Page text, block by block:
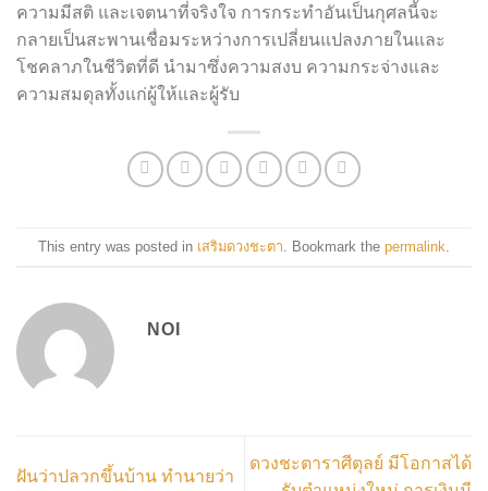
ความมีสติ และเจตนาที่จริงใจ การกระทำอันเป็นกุศลนี้จะ
กลายเป็นสะพานเชื่อมระหว่างการเปลี่ยนแปลงภายในและ
โชคลาภในชีวิตที่ดี นำมาซึ่งความสงบ ความกระจ่างและ
ความสมดุลทั้งแก่ผู้ให้และผู้รับ
This entry was posted in เสริมดวงชะตา . Bookmark the permalink
NOI
ฝันว่าปลวกขึ้นบ้าน ทำนายว่า
ดวงชะตาราศีตุลย์ มีโอกาสได้